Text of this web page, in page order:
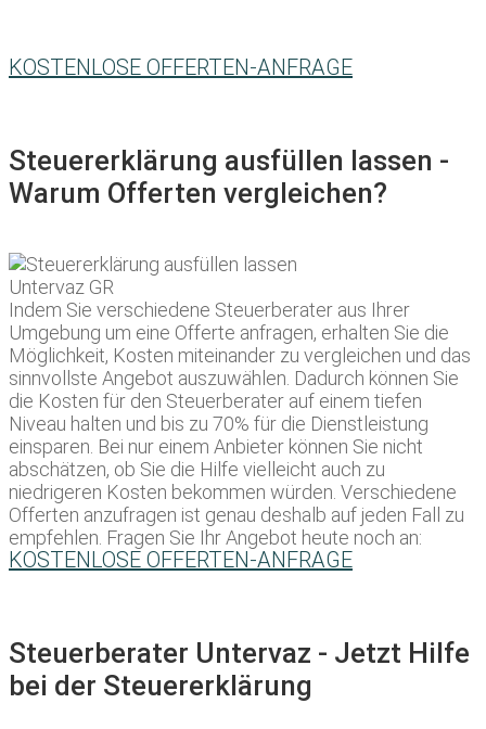
KOSTENLOSE OFFERTEN-ANFRAGE
Steuererklärung ausfüllen lassen -
Warum Offerten vergleichen?
Indem Sie verschiedene Steuerberater aus Ihrer
Umgebung um eine Offerte anfragen, erhalten Sie die
Möglichkeit, Kosten miteinander zu vergleichen und das
sinnvollste Angebot auszuwählen. Dadurch können Sie
die Kosten für den Steuerberater auf einem tiefen
Niveau halten und bis zu 70% für die Dienstleistung
einsparen. Bei nur einem Anbieter können Sie nicht
abschätzen, ob Sie die Hilfe vielleicht auch zu
niedrigeren Kosten bekommen würden. Verschiedene
Offerten anzufragen ist genau deshalb auf jeden Fall zu
empfehlen. Fragen Sie Ihr Angebot heute noch an:
KOSTENLOSE OFFERTEN-ANFRAGE
Steuerberater Untervaz - Jetzt Hilfe
bei der Steuererklärung